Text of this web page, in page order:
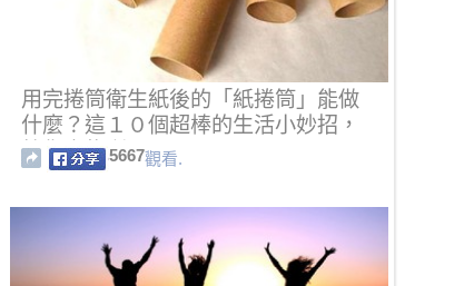
用完捲筒衛生紙後的「紙捲筒」能做
什麼？這１０個超棒的生活小妙招，
教你廢物利用!!!
5667觀看.